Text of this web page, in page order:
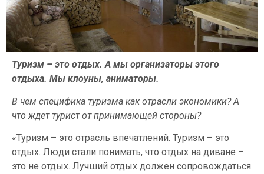
Туризм – это отдых. А мы организаторы этого
отдыха. Мы клоуны, аниматоры.
В чем специфика туризма как отрасли экономики? А
что ждет турист от принимающей стороны?
«Туризм – это отрасль впечатлений. Туризм – это
отдых. Люди стали понимать, что отдых на диване –
это не отдых. Лучший отдых должен сопровождаться